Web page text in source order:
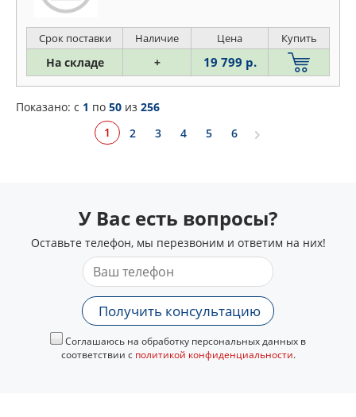
Срок поставки Наличие Цена Купить
На складе + 19 799 р.
Показано: c 1 по 50 из 256
1
2 3 4 5 6
У Вас есть вопросы?
Оставьте телефон, мы перезвоним и ответим на них!
Получить консультацию
Соглашаюсь на обработку персональных данных в
соответствии с политикой конфиденциальности.